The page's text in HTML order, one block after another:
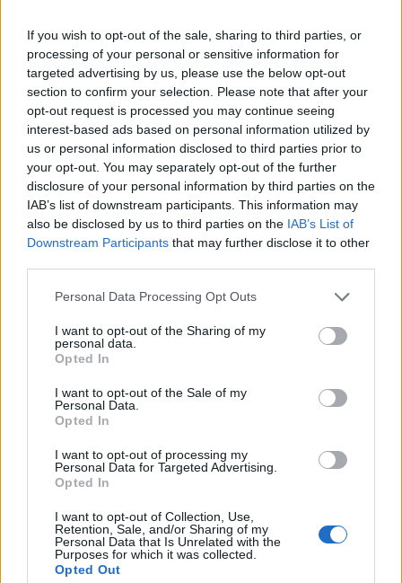
If you wish to opt-out of the sale, sharing to third parties, or
processing of your personal or sensitive information for
targeted advertising by us, please use the below opt-out
section to confirm your selection. Please note that after your
opt-out request is processed you may continue seeing
interest-based ads based on personal information utilized by
us or personal information disclosed to third parties prior to
your opt-out. You may separately opt-out of the further
disclosure of your personal information by third parties on the
IAB’s list of downstream participants. This information may
also be disclosed by us to third parties on the IAB’s List of
Downstream Participants that may further disclose it to other
Personal Data Processing Opt Outs
I want to opt-out of the Sharing of my
personal data.
Opted In
I want to opt-out of the Sale of my
Personal Data.
Opted In
I want to opt-out of processing my
Personal Data for Targeted Advertising.
Opted In
I want to opt-out of Collection, Use,
Retention, Sale, and/or Sharing of my
Personal Data that Is Unrelated with the
Purposes for which it was collected.
Opted Out
💶 Quanto Custou? | Fogo de artifício (de 11
minutos) da Feira das Colheitas custa €20.550
7/08/2026
Jogo rende € 2,5 milhões de euros à Câmara de
Espinho
7/08/2026